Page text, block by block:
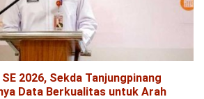
2026, Sekda Tanjungpinang
Data Berkualitas untuk Arah